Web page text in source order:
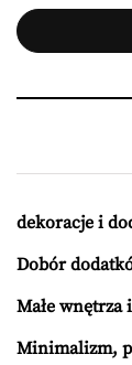
dekoracje i
Dobór
Małe wnętrza
Minimalizm,